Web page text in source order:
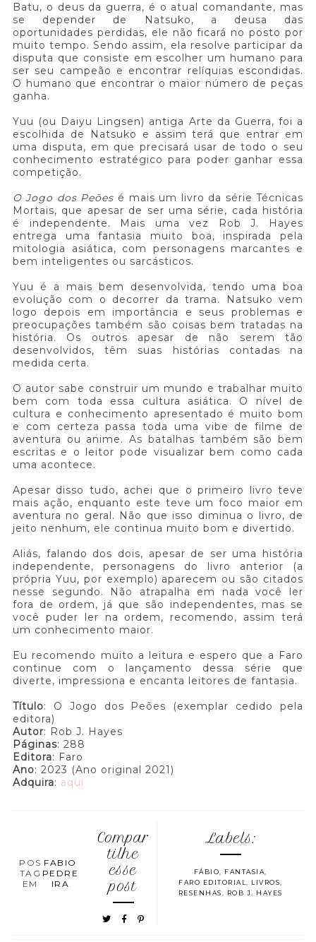
Batu, o deus da guerra, é o atual comandante, mas
se depender de Natsuko, a deusa das
oportunidades perdidas, ele não ficará no posto por
muito tempo. Sendo assim, ela resolve participar da
disputa que consiste em escolher um humano para
ser seu campeão e encontrar relíquias escondidas.
O humano que encontrar o maior número de peças
ganha.
Yuu (ou Daiyu Lingsen) antiga Arte da Guerra, foi a
escolhida de Natsuko e assim terá que entrar em
uma disputa, em que precisará usar de todo o seu
conhecimento estratégico para poder ganhar essa
competição.
O Jogo dos Peões é mais um livro da série Técnicas
Mortais, que apesar de ser uma série, cada história
é independente. Mais uma vez Rob J. Hayes
entrega uma fantasia muito boa, inspirada pela
mitologia asiática, com personagens marcantes e
bem inteligentes ou sarcásticos.
Yuu é a mais bem desenvolvida, tendo uma boa
evolução com o decorrer da trama. Natsuko vem
logo depois em importância e seus problemas e
preocupações também são coisas bem tratadas na
história. Os outros apesar de não serem tão
desenvolvidos, têm suas histórias contadas na
medida certa.
O autor sabe construir um mundo e trabalhar muito
bem com toda essa cultura asiática. O nível de
cultura e conhecimento apresentado é muito bom
e com certeza passa toda uma vibe de filme de
aventura ou anime. As batalhas também são bem
escritas e o leitor pode visualizar bem como cada
uma acontece.
Apesar disso tudo, achei que o primeiro livro teve
mais ação, enquanto este teve um foco maior em
aventura no geral. Não que isso diminua o livro, de
jeito nenhum, ele continua muito bom e divertido.
Aliás, falando dos dois, apesar de ser uma história
independente, personagens do livro anterior (a
própria Yuu, por exemplo) aparecem ou são citados
nesse segundo. Não atrapalha em nada você ler
fora de ordem, já que são independentes, mas se
você puder ler na ordem, recomendo, assim terá
um conhecimento maior.
Eu recomendo muito a leitura e espero que a Faro
continue com o lançamento dessa série que
diverte, impressiona e encanta leitores de fantasia.
Título: O Jogo dos Peões (exemplar cedido pela
editora)
Autor: Rob J. Hayes
Páginas: 288
Editora: Faro
Ano: 2023 (Ano original 2021)
Adquira: aqui
POS
TAG
EM
FABIO
PEDRE
IRA
Compar
tilhe
esse
post
Labels:
FÁBIO FANTASIA
FARO EDITORIAL
LIVROS
RESENHAS
ROB J. HAYES